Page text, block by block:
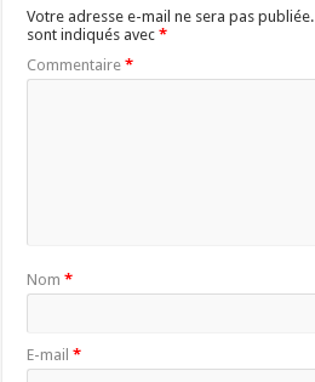
Votre adresse e-mail ne sera pas publiée.
sont indiqués avec*
Commentaire*
Nom*
E-mail*